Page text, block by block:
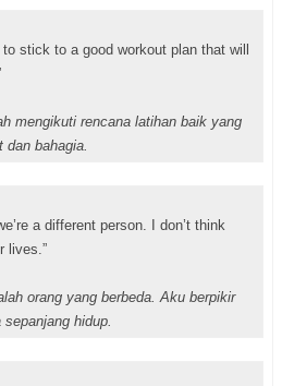
stick to a good workout plan that will
mengikuti rencana latihan baik yang
dan bahagia.
a different person. I don’t think
lives.”
orang yang berbeda. Aku berpikir
hidup.